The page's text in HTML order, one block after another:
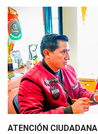
ATENCIÓN CIUDADANA